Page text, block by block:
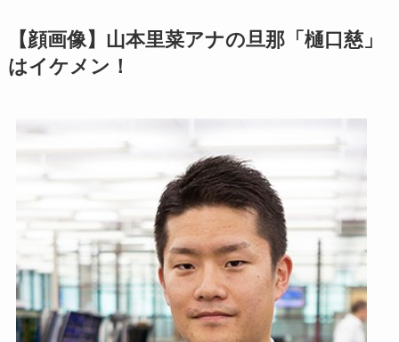
【顔画像】山本里菜アナの旦那「樋口慈」
はイケメン！